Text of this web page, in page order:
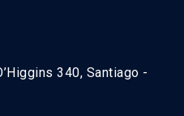
340, Santiago -